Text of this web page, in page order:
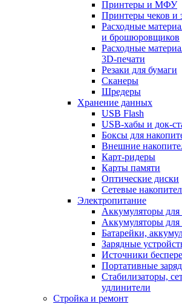
Принтеры и МФУ
Принтеры чеков и
Расходные
и брошюровщиков
Расходные
3D-печати
Резаки для бумаги
Сканеры
Шредеры
Хранение данных
USB Flash
USB-хабы и док-
Боксы для
Внешние
Карт-ридеры
Карты памяти
Оптические диски
Сетевые
Электропитание
Аккумуляторы
Аккумуляторы для
Батарейки,
Зарядные
Источники
Портативные
Стабилизаторы,
удлинители
Стройка и ремонт